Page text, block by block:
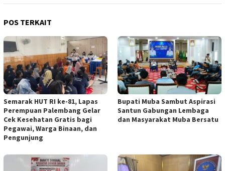
POS TERKAIT
Semarak HUT RI ke-81, Lapas
Perempuan Palembang Gelar
Cek Kesehatan Gratis bagi
Pegawai, Warga Binaan, dan
Pengunjung
Bupati Muba Sambut Aspirasi
Santun Gabungan Lembaga
dan Masyarakat Muba Bersatu